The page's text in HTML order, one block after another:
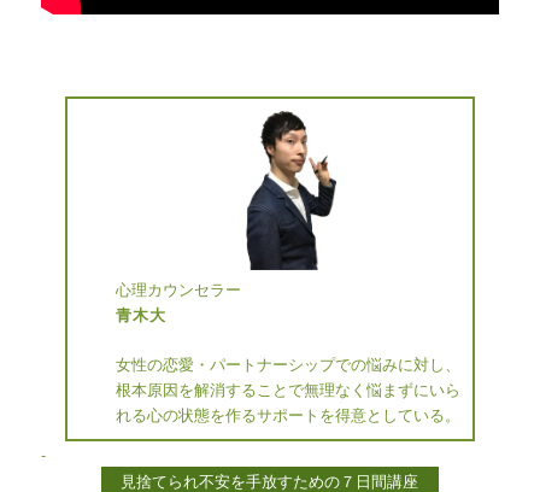
心理カウンセラー
青木大
女性の恋愛・パートナーシップでの悩みに対し、
根本原因を解消することで無理なく悩まずにいら
れる心の状態を作るサポートを得意としている。
-
見捨てられ不安を手放すための７日間講座